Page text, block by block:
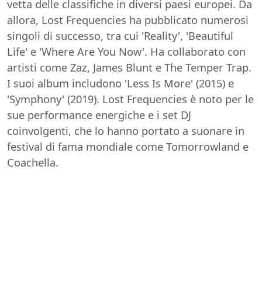
vetta delle classifiche in diversi paesi europei. Da
allora, Lost Frequencies ha pubblicato numerosi
singoli di successo, tra cui 'Reality', 'Beautiful
Life' e 'Where Are You Now'. Ha collaborato con
artisti come Zaz, James Blunt e The Temper Trap.
I suoi album includono 'Less Is More' (2015) e
'Symphony' (2019). Lost Frequencies è noto per le
sue performance energiche e i set DJ
coinvolgenti, che lo hanno portato a suonare in
festival di fama mondiale come Tomorrowland e
Coachella.